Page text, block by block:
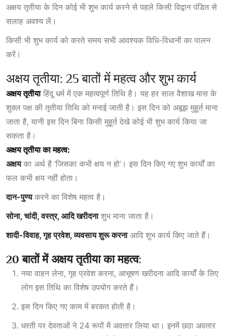
अक्षय तृतीया के दिन कोई भी शुभ कार्य करने से पहले किसी विद्वान पंडित से
सलाह अवश्य लें।
किसी भी शुभ कार्य को करते समय सभी आवश्यक विधि-विधानों का पालन
करें।
अक्षय तृतीया: 25 बातों में महत्व और शुभ कार्य
अक्षय तृतीयाहिंदू धर्म में एक महत्वपूर्ण तिथि है। यह हर साल वैशाख मास के
शुक्ल पक्ष की तृतीया तिथि को मनाई जाती है। इस दिन को अबूझ मुहूर्त माना
जाता है, यानी इस दिन बिना किसी मुहूर्त देखे कोई भी शुभ कार्य किया जा
सकता है।
अक्षय तृतीया का महत्व:
अक्षयका अर्थ है ‘जिसका कभी क्षय न हो’। इस दिन किए गए शुभ कार्यों का
फल कभी क्षय नहीं होता।
दान-पुण्यकरने का विशेष महत्व है।
सोना, चांदी, वस्त्र, आदि खरीदनाशुभ माना जाता है।
शादी-विवाह, गृह प्रवेश, व्यवसाय शुरू करनाआदि शुभ कार्य किए जाते हैं।
20 बातों में अक्षय तृतीया का महत्व:
नया वाहन लेना, गृह प्रवेश करना, आभूषण खरीदना आदि कार्यों के लिए
लोग इस तिथि का विशेष उपयोग करते हैं।
इस दिन किए गए काम में बरकत होती है।
धरती पर देवताओं ने 24 रूपों में अवतार लिया था। इनमें छठा अवतार